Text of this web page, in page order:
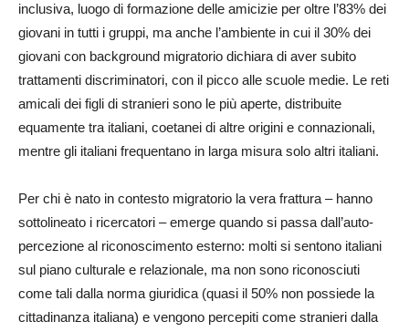
inclusiva, luogo di formazione delle amicizie per oltre l’83% dei
giovani in tutti i gruppi, ma anche l’ambiente in cui il 30% dei
giovani con background migratorio dichiara di aver subito
trattamenti discriminatori, con il picco alle scuole medie. Le reti
amicali dei figli di stranieri sono le più aperte, distribuite
equamente tra italiani, coetanei di altre origini e connazionali,
mentre gli italiani frequentano in larga misura solo altri italiani.
Per chi è nato in contesto migratorio la vera frattura – hanno
sottolineato i ricercatori – emerge quando si passa dall’auto-
percezione al riconoscimento esterno: molti si sentono italiani
sul piano culturale e relazionale, ma non sono riconosciuti
come tali dalla norma giuridica (quasi il 50% non possiede la
cittadinanza italiana) e vengono percepiti come stranieri dalla